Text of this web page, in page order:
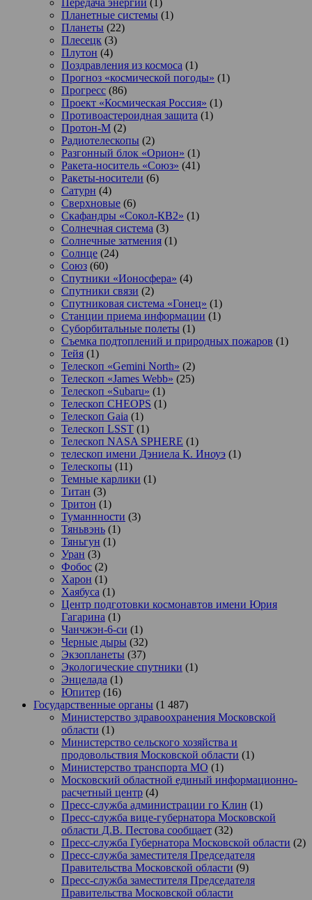
Планетные системы (1)
Планеты (22)
Плесецк (3)
Плутон (4)
Поздравления из космоса (1)
Прогноз «космической погоды» (1)
Прогресс (86)
Проект «Космическая Россия» (1)
Противоастероидная защита (1)
Протон-М (2)
Радиотелескопы (2)
Разгонный блок «Орион» (1)
Ракета-носитель «Союз» (41)
Ракеты-носители (6)
Сатурн (4)
Сверхновые (6)
Скафандры «Сокол-КВ2» (1)
Солнечная система (3)
Солнечные затмения (1)
Солнце (24)
Союз (60)
Спутники «Ионосфера» (4)
Спутники связи (2)
Спутниковая система «Гонец» (1)
Станции приема информации (1)
Суборбитальные полеты (1)
Съемка подтоплений и природных пожаров (1)
Тейя (1)
Телескоп «Gemini North» (2)
Телескоп «James Webb» (25)
Телескоп «Subaru» (1)
Телескоп CHEOPS (1)
Телескоп Gaia (1)
Телескоп LSST (1)
Телескоп NASA SPHERE (1)
телескоп имени Дэниела К. Иноуэ (1)
Телескопы (11)
Темные карлики (1)
Титан (3)
Тритон (1)
Туманнности (3)
Тяньвэнь (1)
Тяньгун (1)
Уран (3)
Фобос (2)
Харон (1)
Хаябуса (1)
Центр подготовки космонавтов имени Юрия
Гагарина (1)
Чанчжэн-6-си (1)
Черные дыры (32)
Экзопланеты (37)
Экологические спутники (1)
Энцелада (1)
Юпитер (16)
Государственные органы (1 487)
Министерство здравоохранения Московской
области (1)
Министерство сельского хозяйства и
продовольствия Московской области (1)
Министерство транспорта МО (1)
Московский областной единый информационно-
расчетный центр (4)
Пресс-служба администрации го Клин (1)
Пресс-служба вице-губернатора Московской
области Д.В. Пестова сообщает (32)
Пресс-служба Губернатора Московской области (2)
Пресс-служба заместителя Председателя
Правительства Московской области (9)
Пресс-служба заместителя Председателя
Правительства Московской области